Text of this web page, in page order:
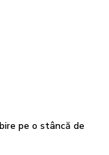
pe o stâncă de